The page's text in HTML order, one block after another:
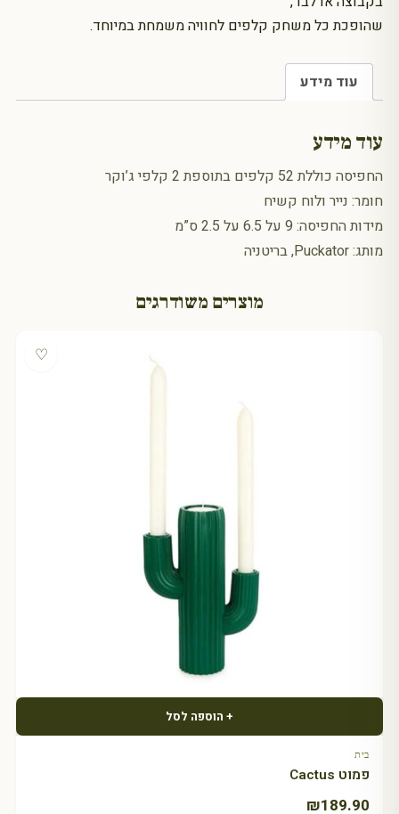
שהופכת כל משחק קלפים לחוויה משמחת במיוחד.
עוד מידע
עוד מידע
החפיסה כוללת 52 קלפים בתוספת 2 קלפי ג’וקר
חומר: נייר ולוח קשיח
מידות החפיסה: 9 על 6.5 על 2.5 ס”מ
מותג: Puckator, בריטניה
מוצרים משודרגים
♡
+ הוספה לסל
בית
פמוט Cactus
₪189.90